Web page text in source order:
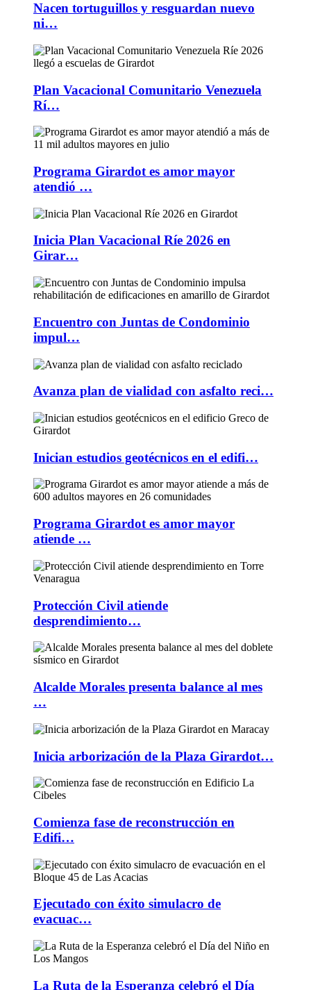
Nacen tortuguillos y resguardan nuevo
ni…
Plan Vacacional Comunitario Venezuela
Rí…
Programa Girardot es amor mayor
atendió …
Inicia Plan Vacacional Ríe 2026 en
Girar…
Encuentro con Juntas de Condominio
impul…
Avanza plan de vialidad con asfalto reci…
Inician estudios geotécnicos en el edifi…
Programa Girardot es amor mayor
atiende …
Protección Civil atiende
desprendimiento…
Alcalde Morales presenta balance al mes
…
Inicia arborización de la Plaza Girardot…
Comienza fase de reconstrucción en
Edifi…
Ejecutado con éxito simulacro de
evacuac…
La Ruta de la Esperanza celebró el Día